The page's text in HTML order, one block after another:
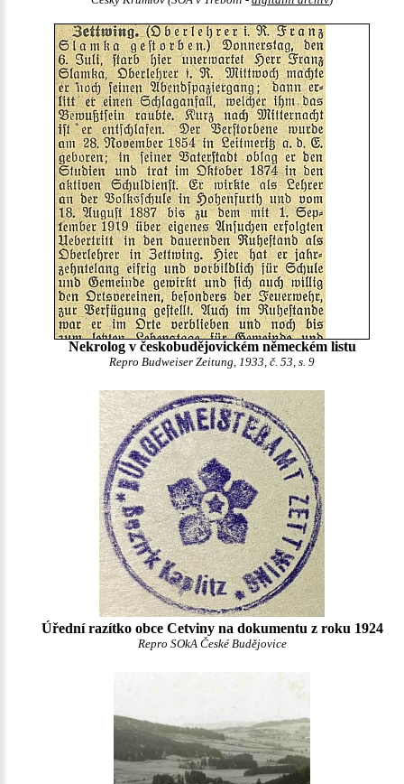
Nekrolog v českobudějovickém německém listu
Repro Budweiser Zeitung, 1933, č. 53, s. 9
Úřední razítko obce Cetviny na dokumentu z roku 1924
Repro SOkA České Budějovice